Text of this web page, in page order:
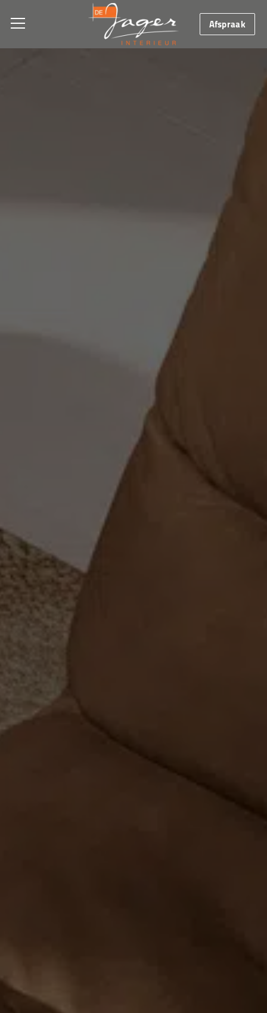
Afspraak